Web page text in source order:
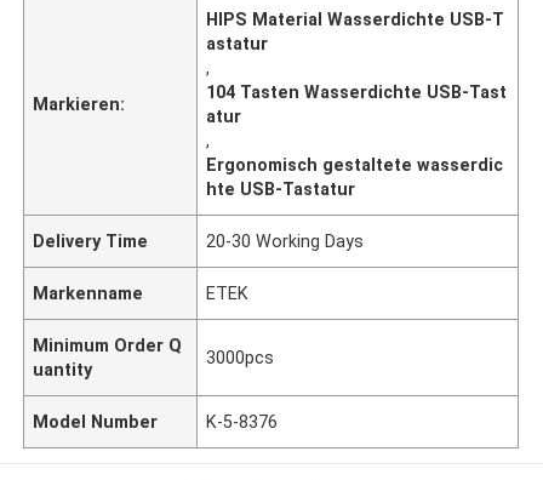
Markieren:
HIPS Material Wasserdichte USB-T
astatur
,
104 Tasten Wasserdichte USB-Tast
atur
,
Ergonomisch gestaltete wasserdic
hte USB-Tastatur
Delivery Time 20-30 Working Days
Markenname ETEK
Minimum Order Q
uantity
3000pcs
Model Number K-5-8376